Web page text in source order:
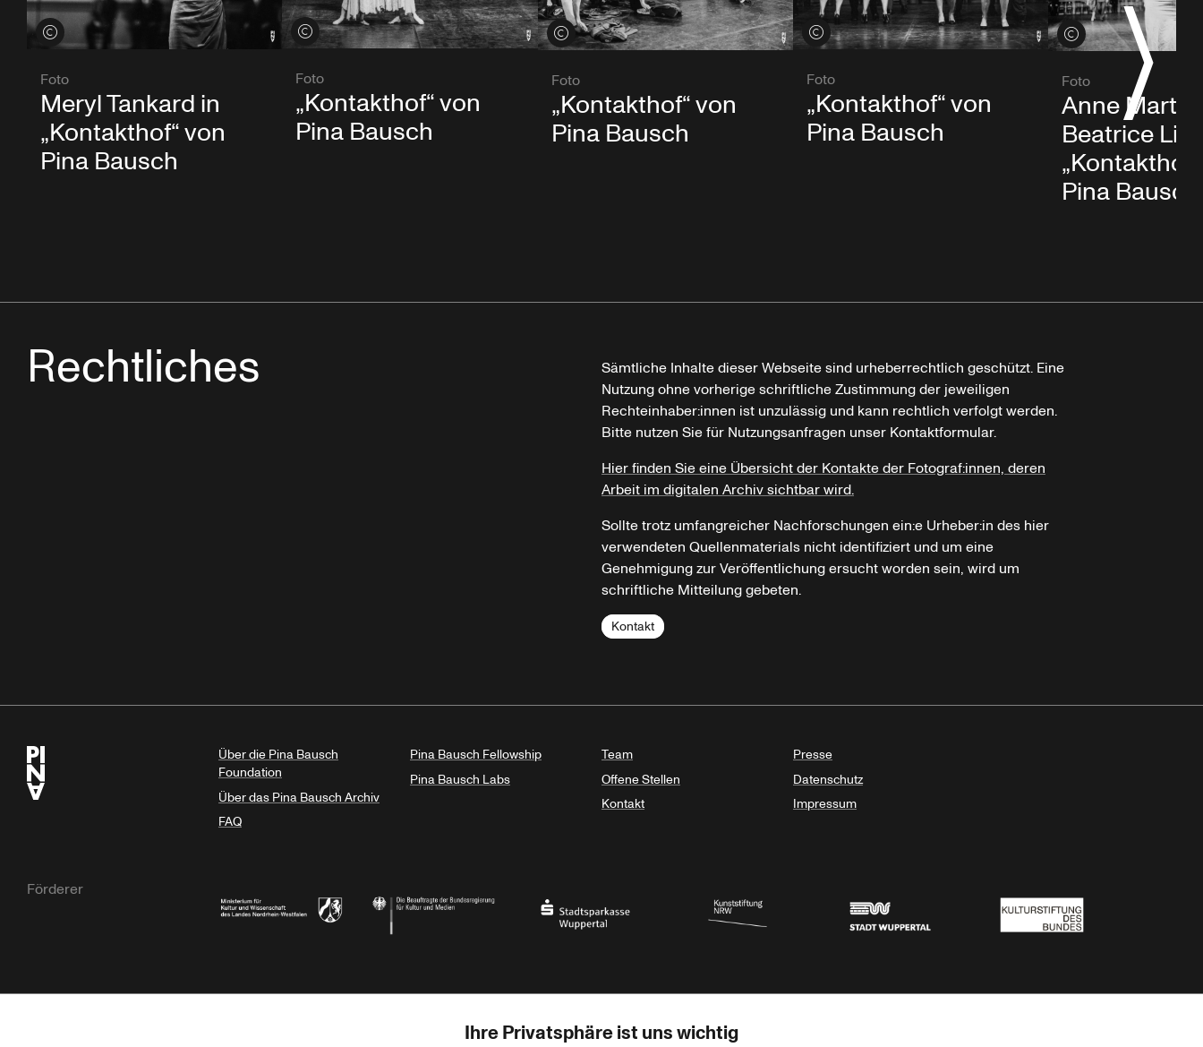
Credits öffnen
Foto
Meryl Tankard in
„Kontakthof“ von
Pina Bausch
Credits öffnen
Foto
„Kontakthof“ von
Pina Bausch
Credits öffnen
Foto
„Kontakthof“ von
Pina Bausch
Credits öffnen
Foto
„Kontakthof“ von
Pina Bausch
Credits öffnen
Foto
Anne
Beatrice
Pina Bausch
Rechtliches
Sämtliche Inhalte dieser Webseite sind urheberrechtlich geschützt. Eine
Nutzung ohne vorherige schriftliche Zustimmung der jeweiligen
Rechteinhaber:innen ist unzulässig und kann rechtlich verfolgt werden.
Bitte nutzen Sie für Nutzungsanfragen unser Kontaktformular.
Hier finden Sie eine Übersicht der Kontakte der Fotograf:innen, deren
Arbeit im digitalen Archiv sichtbar wird.
Sollte trotz umfangreicher Nachforschungen ein:e Urheber:in des hier
verwendeten Quellenmaterials nicht identifiziert und um eine
Genehmigung zur Veröffentlichung ersucht worden sein, wird um
schriftliche Mitteilung gebeten.
Kontakt
Über die Pina Bausch
Foundation
Über das Pina Bausch Archiv
FAQ
Pina Bausch Fellowship
Pina Bausch Labs
Team
Offene Stellen
Kontakt
Presse
Datenschutz
Impressum
Förderer
Ihre Privatsphäre ist uns wichtig